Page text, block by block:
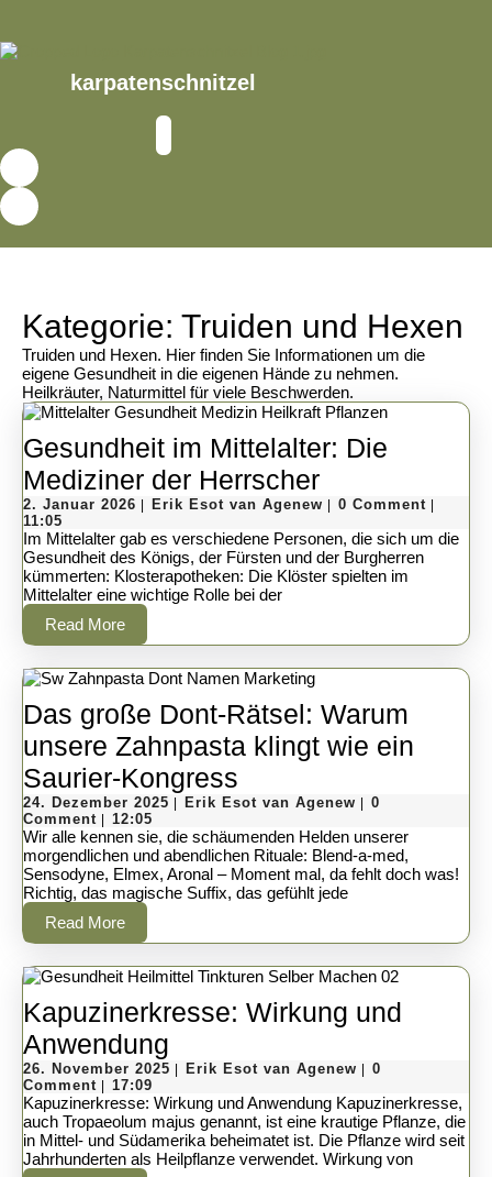
content
karpatenschnitzel
Button
Kategorie: Truiden und Hexen
Truiden und Hexen. Hier finden Sie Informationen um die
eigene Gesundheit in die eigenen Hände zu nehmen.
Heilkräuter, Naturmittel für viele Beschwerden.
Gesundheit im Mittelalter: Die
Mediziner der HerrscherGesundheit
im
Mittelalter:
Die
der
Herrscher
2. Januar 2026 2.
2026
Erik Esot van Agenew Erik
van
Agenew
0 Comment
11:05
Im Mittelalter gab es verschiedene Personen, die sich um die
Gesundheit des Königs, der Fürsten und der Burgherren
kümmerten: Klosterapotheken: Die Klöster spielten im
Mittelalter eine wichtige Rolle bei der
Read MoreRead
More
Das große Dont-Rätsel: Warum
unsere Zahnpasta klingt wie ein
Saurier-Kongress
große
Dont-
Rätsel:
Warum
unsere
Zahnpasta
klingt
wie
ein
Saurier-
Kongress
24. Dezember 2025 24.
2025
Erik Esot van Agenew Erik
van
Agenew
0
Comment
12:05
Wir alle kennen sie, die schäumenden Helden unserer
morgendlichen und abendlichen Rituale: Blend-a-med,
Sensodyne, Elmex, Aronal – Moment mal, da fehlt doch was!
Richtig, das magische Suffix, das gefühlt jede
Read MoreRead
More
Kapuzinerkresse: Wirkung und
Anwendung
Wirkung
und
Anwendung
26. November 2025 26.
2025
Erik Esot van Agenew Erik
van
Agenew
0
Comment
17:09
Kapuzinerkresse: Wirkung und Anwendung Kapuzinerkresse,
auch Tropaeolum majus genannt, ist eine krautige Pflanze, die
in Mittel- und Südamerika beheimatet ist. Die Pflanze wird seit
Jahrhunderten als Heilpflanze verwendet. Wirkung von